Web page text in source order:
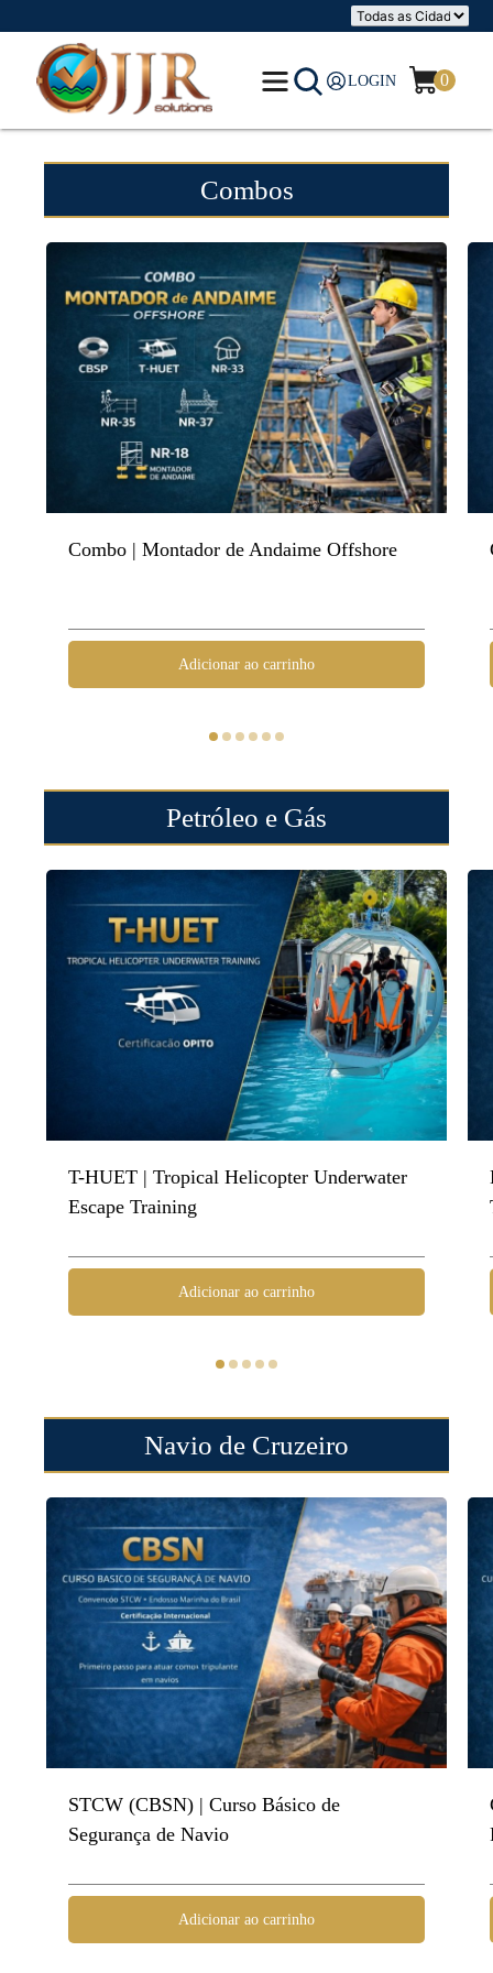
LOGIN 0
Combos
Combo | Montador de Andaime Offshore
Adicionar ao carrinho
Petróleo e Gás
T-HUET | Tropical Helicopter Underwater
Escape Training
Adicionar ao carrinho
Navio de Cruzeiro
STCW (CBSN) | Curso Básico de
Segurança de Navio
Adicionar ao carrinho